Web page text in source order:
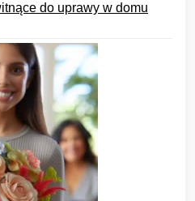
do uprawy w domu